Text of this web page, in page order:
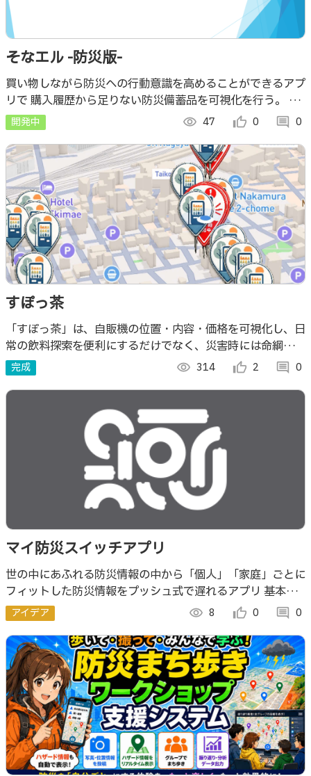
そなエル -防災版-
買い物しながら防災への行動意識を高めることができるアプ
リで 購入履歴から足りない防災備蓄品を可視化を行う。 コ
ンセプトは、普段の生活の小さな行動の積み重ねが習慣とな
り、やがて新しい意識を形づくる。
開発中 visibility 47 thumb_up_alt 0 comment 0
すぽっ茶
「すぽっ茶」は、自販機の位置・内容・価格を可視化し、日
常の飲料探索を便利にするだけでなく、災害時には命綱とな
りえる情報を提供するユーザ参加型マップアプリです。
完成 visibility 314 thumb_up_alt 2 comment 0
マイ防災スイッチアプリ
世の中にあふれる防災情報の中から「個人」「家庭」ごとに
フィットした防災情報をプッシュ式で遅れるアプリ 基本情
報をまずは入力し、その人に必要な防災情報をAIを使って
収集、避難情報などをプッシュ通知する
アイデア visibility 8 thumb_up_alt 0 comment 0